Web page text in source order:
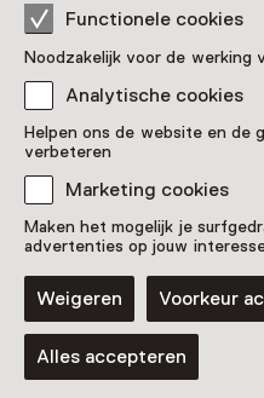
Functionele cookies
Noodzakelijk voor de werking
Analytische cookies
Helpen ons de website en de
verbeteren
Marketing cookies
Maken het mogelijk je
advertenties op jouw
Weigeren Voorkeur
Alles accepteren
Zien &